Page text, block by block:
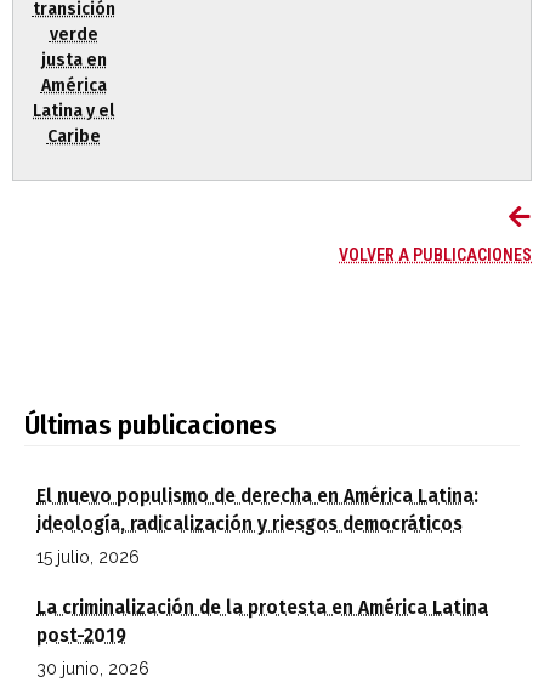
transición
verde
justa en
América
Latina y el
Caribe
VOLVER A PUBLICACIONES
Últimas publicaciones
El nuevo populismo de derecha en América Latina:
ideología, radicalización y riesgos democráticos
15 julio, 2026
La criminalización de la protesta en América Latina
post-2019
30 junio, 2026